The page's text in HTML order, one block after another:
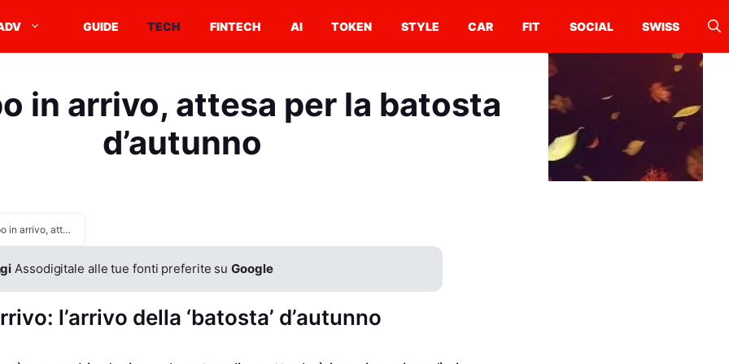
GUIDE TECH FINTECH AI TOKEN STYLE CAR FIT SOCIAL SWISS
in arrivo, attesa per la batosta
d’autunno
Maltempo in arrivo, attesa per la batosta d’autunno
Assodigitale alle tue fonti preferite suGoogle
l’arrivo della ‘batosta’ d’autunno